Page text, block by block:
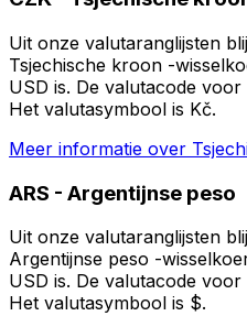
Uit onze valutaranglijsten
Tsjechische kroon -
USD is. De valutacode
Het valutasymbool is Kč.
Meer informatie over
ARS - Argentijnse peso
Uit onze valutaranglijsten
Argentijnse peso -
USD is. De valutacode
Het valutasymbool is $.